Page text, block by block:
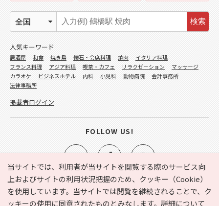
当サイトでは、利用者が当サイトを閲覧する際のサービス向
上およびサイトの利用状況把握のため、クッキー（Cookie）
を使用しています。当サイトでは閲覧を継続されることで、ク
ッキーの使用に同意されたものとみなします。詳細について
e-NAVITA（イーナビタ）とは？ お気に入り
ヘルプ
検索
人気キーワード
居酒屋 和食 焼き鳥 懐石・会席料理 焼肉
イタリア料理
フランス料理
アジア料理 喫茶・カフェ リラクゼーション
マッサージ
カラオケ
ビジネスホテル 内科 小児科 動物病院
会計事務所
法律事務所
掲載者ログイン
FOLLOW US!